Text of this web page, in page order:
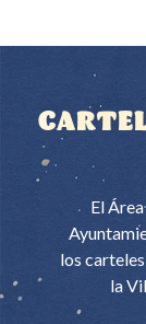
El
los
la